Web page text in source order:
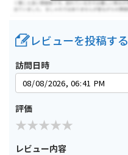
レビューを投稿する
訪問日時
評価
レビュー内容